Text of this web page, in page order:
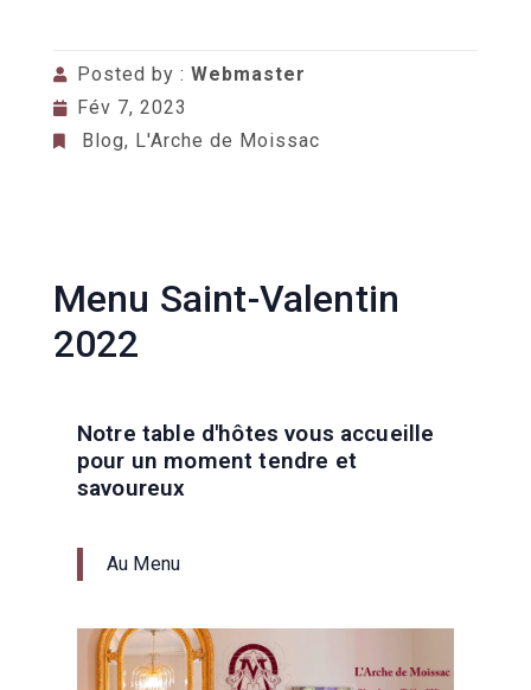
Posted by : Webmaster
Fév 7, 2023
Blog, L'Arche de Moissac
Menu Saint-Valentin
2022
Notre table d'hôtes vous accueille
pour un moment tendre et
savoureux
Au Menu